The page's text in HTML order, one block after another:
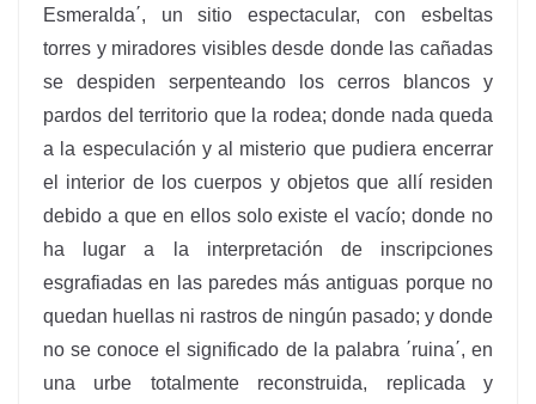
Esmeralda΄, un sitio espectacular, con esbeltas
torres y miradores visibles desde donde las cañadas
se despiden serpenteando los cerros blancos y
pardos del territorio que la rodea; donde nada queda
a la especulación y al misterio que pudiera encerrar
el interior de los cuerpos y objetos que allí residen
debido a que en ellos solo existe el vacío; donde no
ha lugar a la interpretación de inscripciones
esgrafiadas en las paredes más antiguas porque no
quedan huellas ni rastros de ningún pasado; y donde
no se conoce el significado de la palabra ΄ruina΄, en
una urbe totalmente reconstruida, replicada y